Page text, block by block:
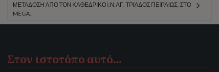
ΜΕΤΆΔΟΣΗ ΑΠΌ ΤΟΝ ΚΑΘΕΔΡΙΚΌ Ι.Ν.ΑΓ. ΤΡΙΆΔΟΣ ΠΕΙΡΑΙΏΣ, ΣΤΟ
MEGA.
Στον ιστοτόπο αυτό…